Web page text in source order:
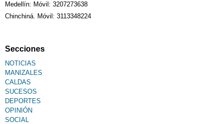
Medellín: Móvil: 3207273638
Chinchiná. Móvil: 3113348224
Secciones
NOTICIAS
MANIZALES
CALDAS
SUCESOS
DEPORTES
OPINIÓN
SOCIAL